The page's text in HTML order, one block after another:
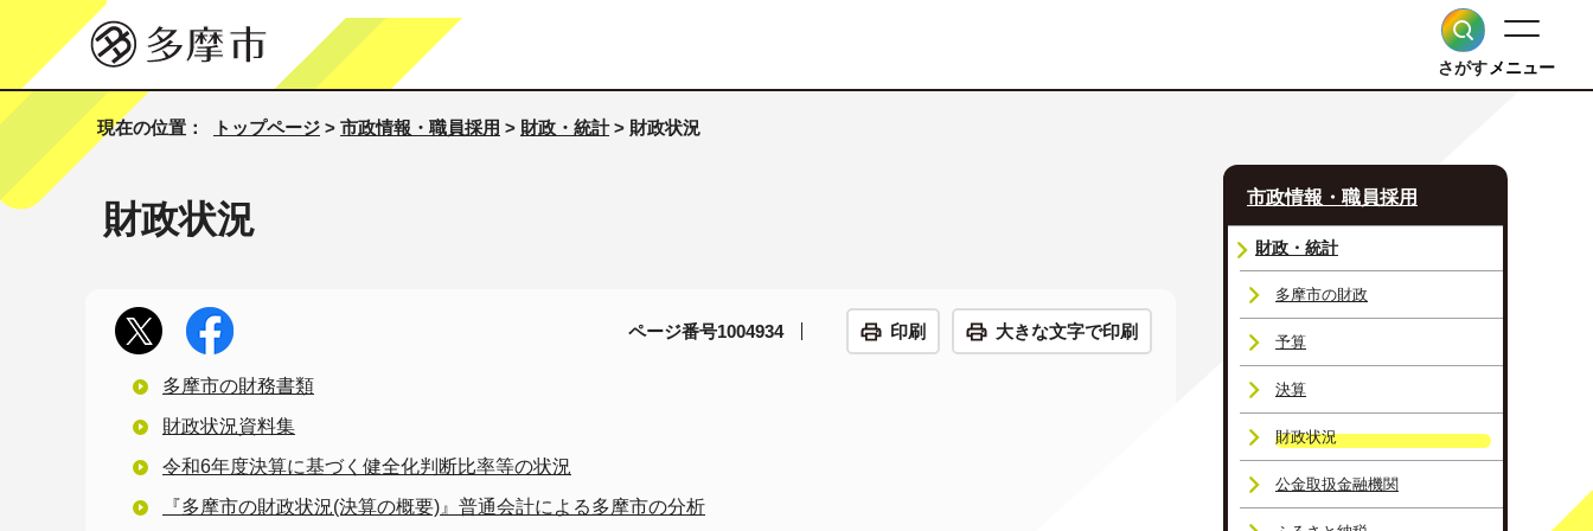
さがすメニュー
現在の位置： トップページ > 市政情報・職員採用 > 財政・統計> 財政状況
財政状況
ページ番号1004934 印刷 大きな文字で印刷
多摩市の財務書類
財政状況資料集
令和6年度決算に基づく健全化判断比率等の状況
『多摩市の財政状況(決算の概要)』普通会計による多摩市の分析
市政情報・職員採用
財政・統計
多摩市の財政
予算
決算
財政状況
公金取扱金融機関